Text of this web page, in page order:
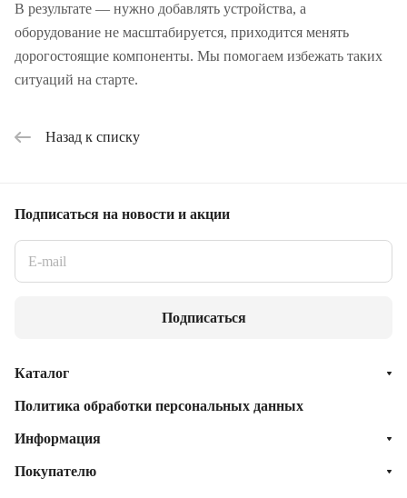
В результате — нужно добавлять устройства, а
оборудование не масштабируется, приходится менять
дорогостоящие компоненты. Мы помогаем избежать таких
ситуаций на старте.
Назад к списку
Подписаться на новости и акции
Подписаться
Каталог
Политика обработки персональных данных
Информация
Покупателю